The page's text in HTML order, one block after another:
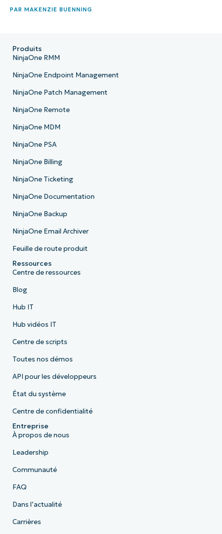
PAR MAKENZIE BUENNING
Produits
NinjaOne RMM
NinjaOne Endpoint Management
NinjaOne Patch Management
NinjaOne Remote
NinjaOne MDM
NinjaOne PSA
NinjaOne Billing
NinjaOne Ticketing
NinjaOne Documentation
NinjaOne Backup
NinjaOne Email Archiver
Feuille de route produit
Ressources
Centre de ressources
Blog
Hub IT
Hub vidéos IT
Centre de scripts
Toutes nos démos
API pour les développeurs
État du système
Centre de confidentialité
Entreprise
À propos de nous
Leadership
Communauté
FAQ
Dans l’actualité
Carrières